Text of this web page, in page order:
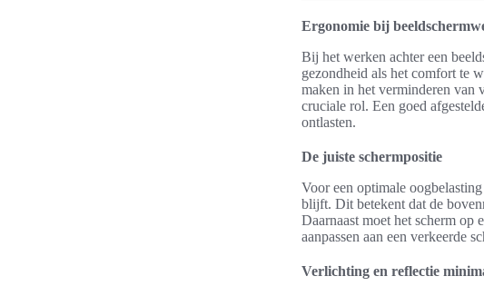
Ergonomie bij
Bij het werken achter een
gezondheid als het comfort te
maken in het verminderen van
cruciale rol. Een goed
ontlasten.
De juiste schermpositie
Voor een optimale
blijft. Dit betekent dat de
Daarnaast moet het scherm op
aanpassen aan een verkeerde
Verlichting en reflectie